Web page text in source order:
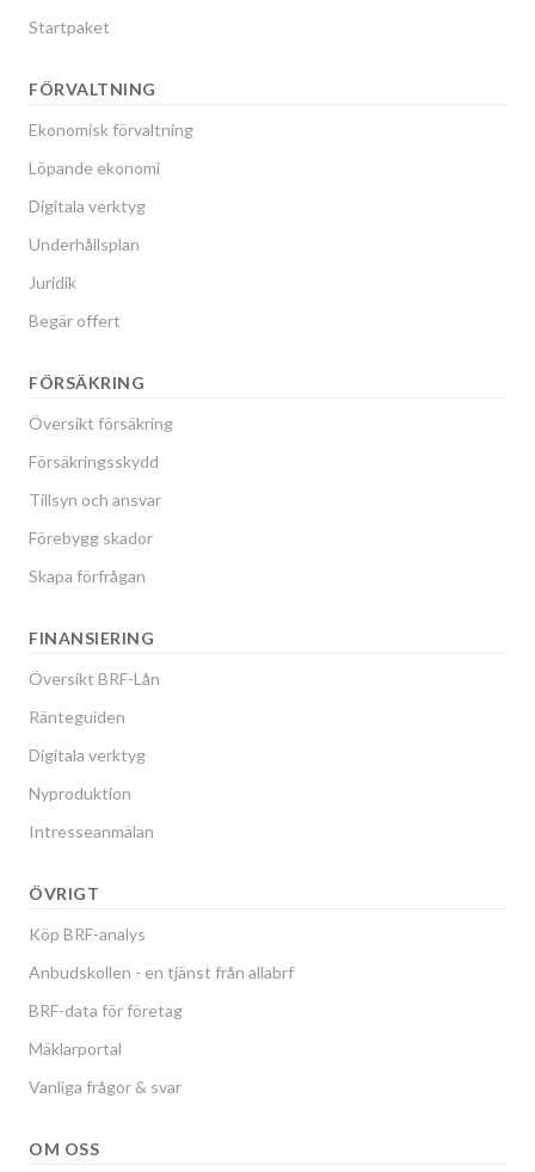
Startpaket
FÖRVALTNING
Ekonomisk förvaltning
Löpande ekonomi
Digitala verktyg
Underhållsplan
Juridik
Begär offert
FÖRSÄKRING
Översikt försäkring
Försäkringsskydd
Tillsyn och ansvar
Förebygg skador
Skapa förfrågan
FINANSIERING
Översikt BRF-Lån
Ränteguiden
Digitala verktyg
Nyproduktion
Intresseanmälan
ÖVRIGT
Köp BRF-analys
Anbudskollen - en tjänst från allabrf
BRF-data för företag
Mäklarportal
Vanliga frågor & svar
OM OSS